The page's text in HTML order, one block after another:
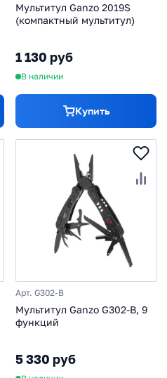
Мультитул Ganzo 2019S
(компактный мультитул)
1 130 руб
В наличии
Купить
Арт. G302-B
Мультитул Ganzo G302-B, 9
функций
5 330 руб